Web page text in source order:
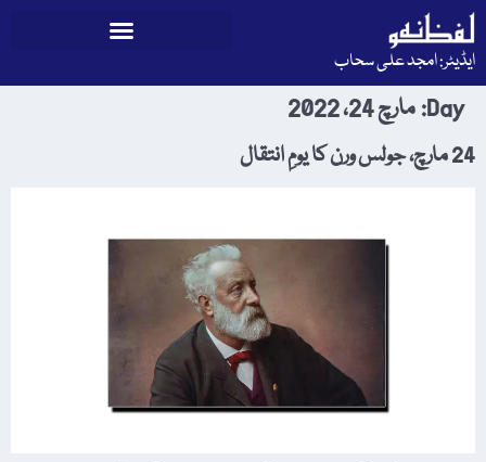
ایڈیٹر: امجد علی سحاب
Day: مارچ 24، 2022
24 مارچ، جولس ورن کا یومِ انتقال